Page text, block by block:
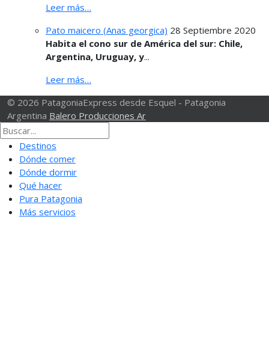
Leer más…
Pato maicero (Anas georgica) 28 Septiembre 2020
Habita el cono sur de América del sur: Chile,
Argentina, Uruguay, y...
Leer más…
© 2026 PatagoniaExpress desde Esquel - Patagonia
Argentina Balero Producciones Ar
Destinos
Dónde comer
Dónde dormir
Qué hacer
Pura Patagonia
Más servicios